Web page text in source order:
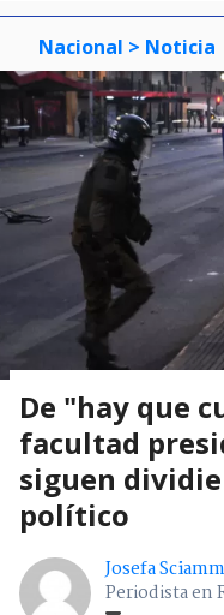
Nacional > Noticia
De "hay que
facultad
siguen
político
Josefa
Periodista en